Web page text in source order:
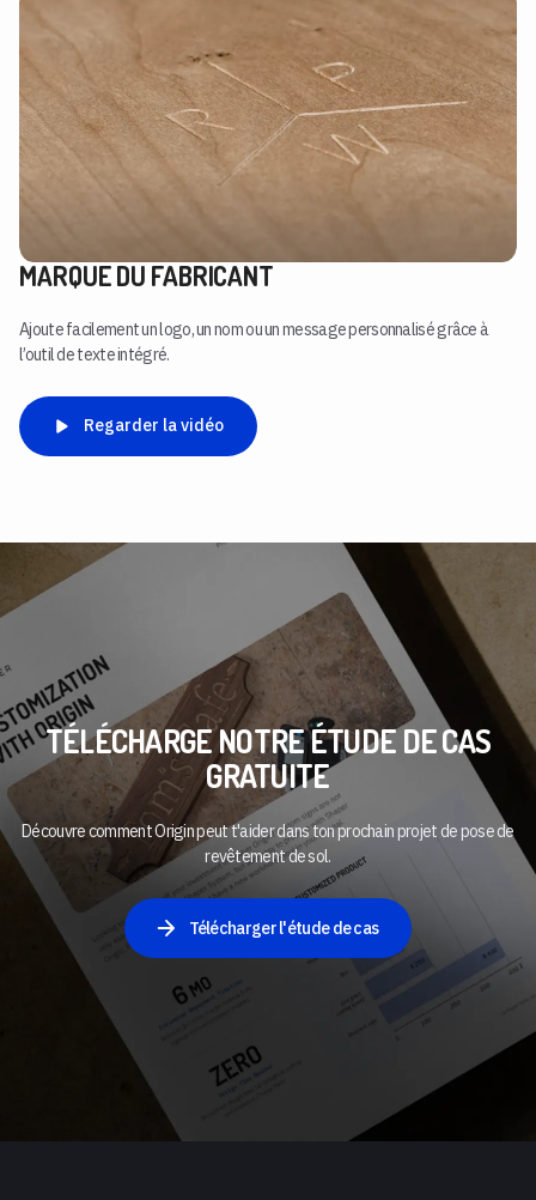
MARQUE DU FABRICANT
Ajoute facilement un logo, un nom ou un message personnalisé grâce à
l’outil de texte intégré.
Regarder la vidéo
TÉLÉCHARGE NOTRE ÉTUDE DE CAS
GRATUITE
Découvre comment Origin peut t'aider dans ton prochain projet de pose de
revêtement de sol.
Télécharger l'étude de cas